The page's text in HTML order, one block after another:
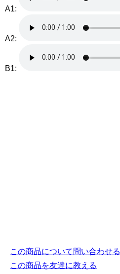
A1:
A2:
B1:
この商品について問い合わせる
この商品を友達に教える